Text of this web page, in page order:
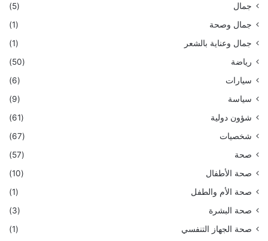
جمال
(5)
جمال وصحة
(1)
جمال وعناية بالشعر
(1)
رياضة
(50)
سيارات
(6)
سياسة
(9)
شؤون دولية
(61)
شخصيات
(67)
صحة
(57)
صحة الأطفال
(10)
صحة الأم والطفل
(1)
صحة البشرة
(3)
صحة الجهاز التنفسي
(1)